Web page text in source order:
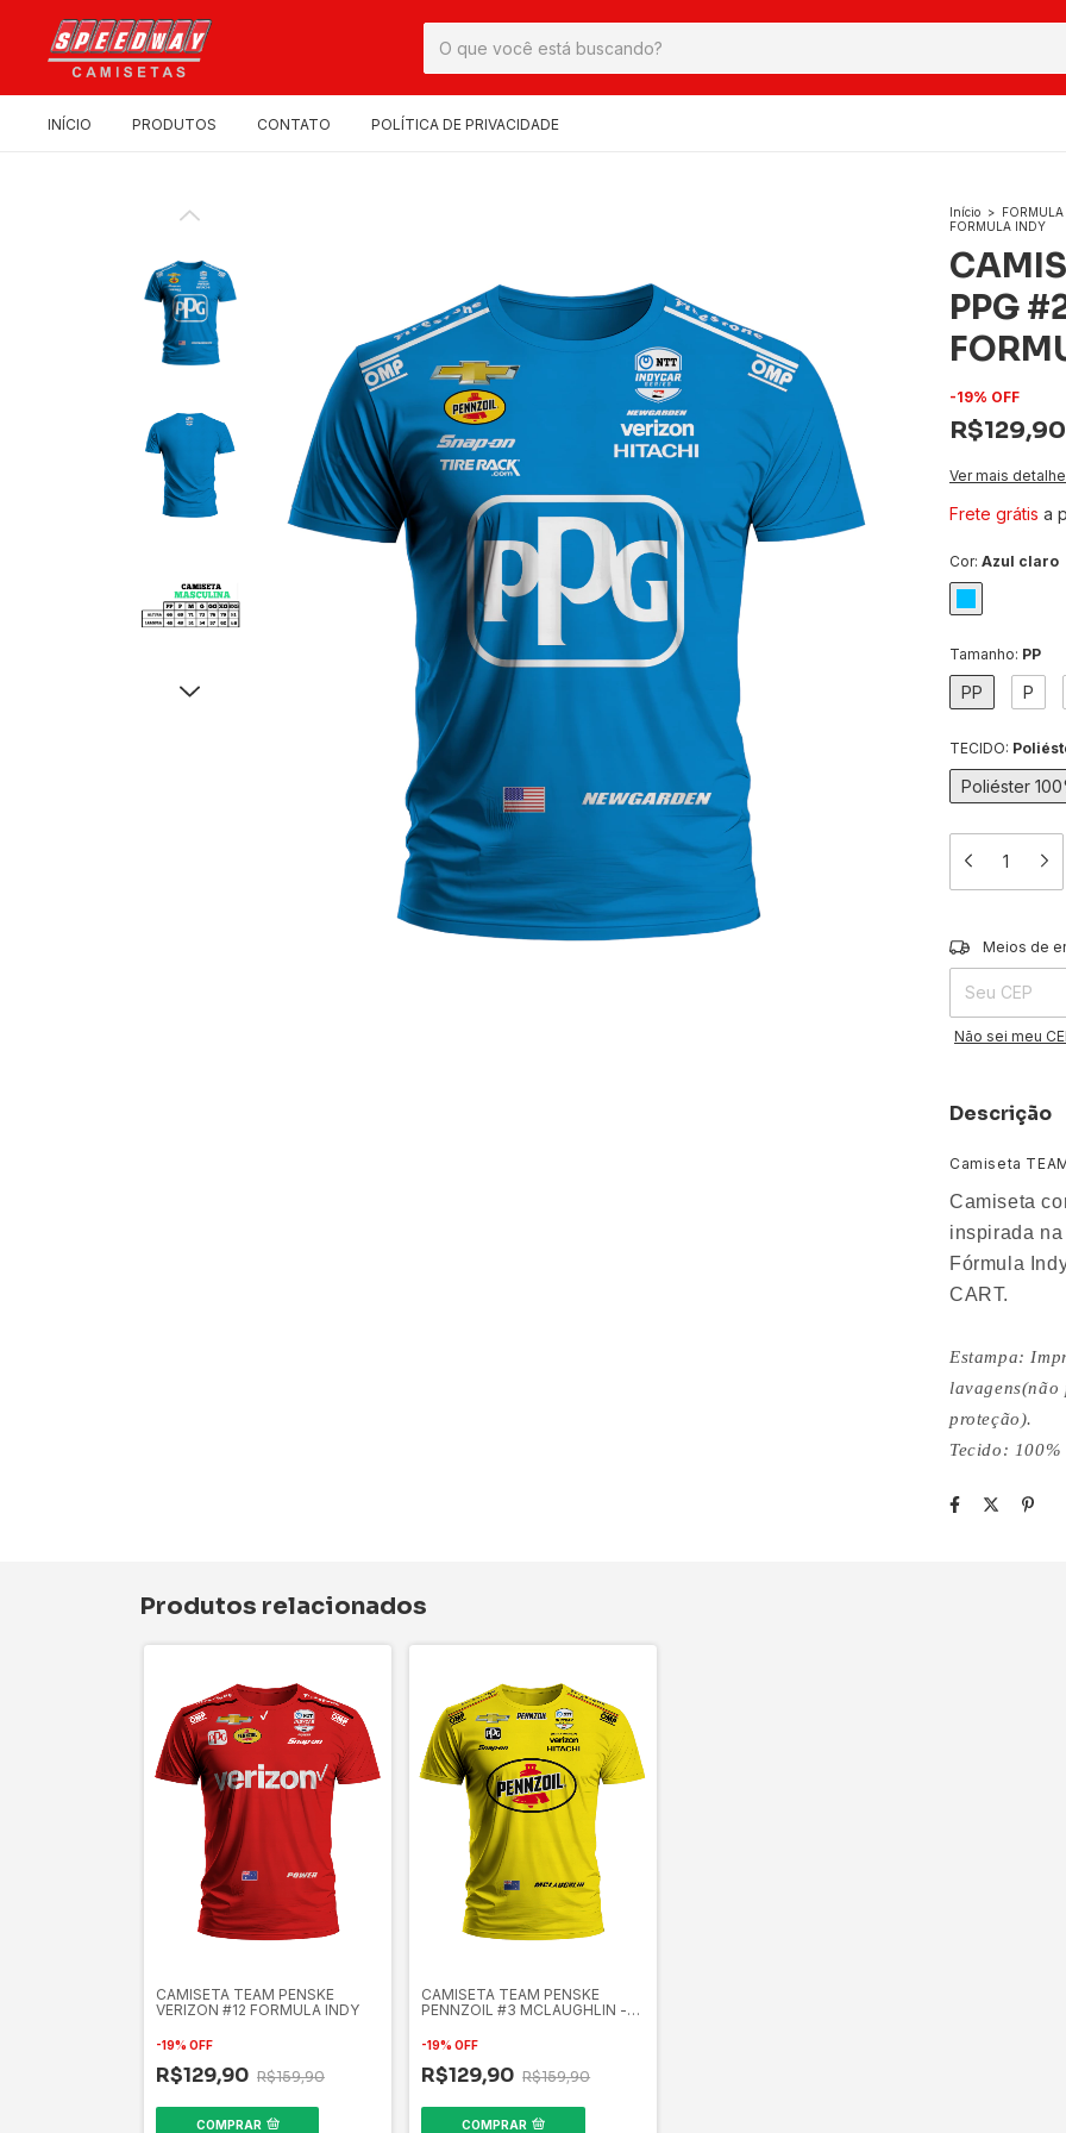
INÍCIO PRODUTOS CONTATO POLÍTICA DE PRIVACIDADE
Início >
FORMULA INDY
PPG
-19% OFF
R$129,90
Ver mais
Frete grátis a
Cor: Azul claro
Tamanho: PP
PP P
TECIDO:
Poliéster
Entregas para o
Meios de
Não sei meu
Descrição
Camiseta
Camiseta
inspirada
Fórmula
CART.
Estampa:
lavagens(não
proteção).
Tecido:
Produtos relacionados
CAMISETA TEAM PENSKE
VERIZON #12 FORMULA INDY
-19% OFF
R$129,90 R$159,90
COMPRAR
CAMISETA TEAM PENSKE
PENNZOIL #3 MCLAUGHLIN -
-19%OFF
R$129,90 R$159,90
COMPRAR